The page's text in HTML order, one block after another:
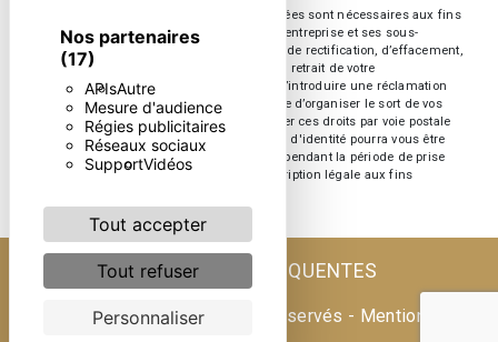
Nos partenaires
(17)
APIsAutre
Mesure d'audience
Régies publicitaires
Réseaux sociaux
SupportVidéos
Tout accepter
Tout refuser
Personnaliser
** Les données personnelles communiquées sont nécessaires aux fins
de vous contacter. Elles sont destinées à l'entreprise et ses sous-
traitants. Vous disposez de droits d’accès, de rectification, d’effacement,
de portabilité, de limitation, d’opposition, de retrait de votre
consentement à tout moment et du droit d’introduire une réclamation
auprès d’une autorité de contrôle, ainsi que d’organiser le sort de vos
données post-mortem. Vous pouvez exercer ces droits par voie postale
ou par courrier électronique. Un justificatif d'identité pourra vous être
demandé. Nous conservons vos données pendant la période de prise
de contact puis pendant la durée de prescription légale aux fins
RECHERCHES FRÉQUENTES
Vistalid- 2026 - Tous droits réservés - Mentions